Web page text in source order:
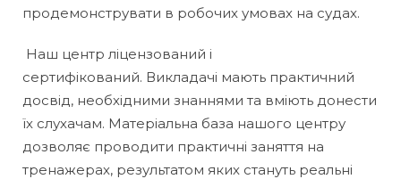
продемонструвати в робочих умовах на судах.
Наш центр ліцензований і
сертифікований. Викладачі мають практичний
досвід, необхідними знаннями та вміють донести
їх слухачам. Матеріальна база нашого центру
дозволяє проводити практичні заняття на
тренажерах, результатом яких стануть реальні